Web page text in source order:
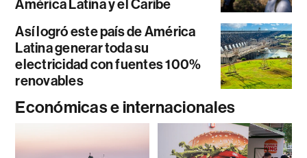
América Latina y el Caribe
Así logró este país de América
Latina generar toda su
electricidad con fuentes 100%
renovables
Económicas e internacionales